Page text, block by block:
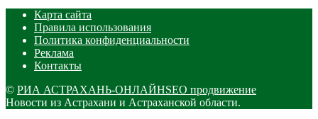
Карта сайта
Правила использования
Политика конфиденциальности
Реклама
Контакты
© РИА АСТРАХАНЬ-ОНЛАЙНSEO продвижение
Новости из Астрахани и Астраханской области.